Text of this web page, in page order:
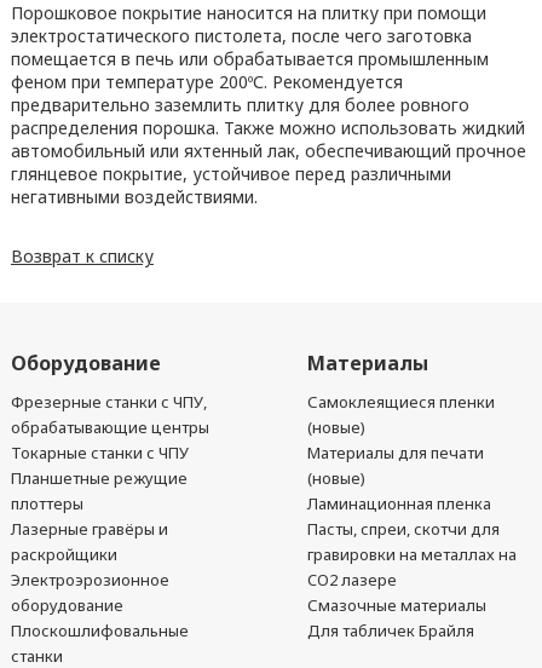
Порошковое покрытие наносится на плитку при помощи
электростатического пистолета, после чего заготовка
помещается в печь или обрабатывается промышленным
феном при температуре 200ºС. Рекомендуется
предварительно заземлить плитку для более ровного
распределения порошка. Также можно использовать жидкий
автомобильный или яхтенный лак, обеспечивающий прочное
глянцевое покрытие, устойчивое перед различными
негативными воздействиями.
Возврат к списку
Оборудование
Фрезерные станки с ЧПУ,
обрабатывающие центры
Токарные станки с ЧПУ
Планшетные режущие
плоттеры
Лазерные гравёры и
раскройщики
Электроэрозионное
оборудование
Плоскошлифовальные
станки
Материалы
Самоклеящиеся пленки
(новые)
Материалы для печати
(новые)
Ламинационная пленка
Пасты, спреи, скотчи для
гравировки на металлах на
CO2 лазере
Смазочные материалы
Для табличек Брайля